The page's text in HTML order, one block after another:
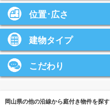
位置･広さ
建物タイプ
こだわり
岡山県の他の沿線から庭付き物件を探す